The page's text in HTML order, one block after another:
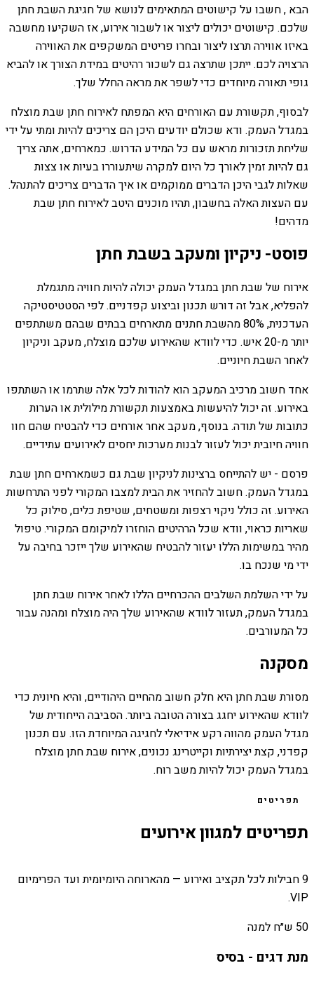
הבא , חשבו על קישוטים המתאימים לנושא של חגיגת השבת חתן
שלכם. קישוטים יכולים ליצור או לשבור אירוע, אז השקיעו מחשבה
באיזו אווירה תרצו ליצור ובחרו פריטים המשקפים את האווירה
הרצויה לכם. ייתכן שתרצה גם לשכור רהיטים במידת הצורך או להביא
גופי תאורה מיוחדים כדי לשפר את מראה החלל שלך.
לבסוף, תקשורת עם האורחים היא המפתח לאירוח חתן שבת מוצלח
במגדל העמק. ודא שכולם יודעים היכן הם צריכים להיות ומתי על ידי
שליחת תזכורות מראש עם כל המידע הדרוש. כמארחים, אתה צריך
גם להיות זמין לאורך כל היום למקרה שיתעוררו בעיות או צצות
שאלות לגבי היכן הדברים ממוקמים או איך הדברים צריכים להתנהל.
עם העצות האלה בחשבון, תהיו מוכנים היטב לאירוח חתן שבת
מדהים!
פוסט- ניקיון ומעקב בשבת חתן
אירוח של שבת חתן במגדל העמק יכולה להיות חוויה מתגמלת
להפליא, אבל זה דורש תכנון וביצוע קפדניים. לפי הסטטיסטיקה
העדכנית, 80% מהשבת חתנים מתארחים בבתים שבהם משתתפים
יותר מ-20 איש. כדי לוודא שהאירוע שלכם מוצלח, מעקב וניקיון
לאחר השבת חיוניים.
אחד חשוב מרכיב המעקב הוא להודות לכל אלה שתרמו או השתתפו
באירוע. זה יכול להיעשות באמצעות תקשורת מילולית או הערות
כתובות של תודה. בנוסף, מעקב אחר אורחים כדי להבטיח שהם חוו
חוויה חיובית יכול לעזור לבנות מערכות יחסים לאירועים עתידיים.
פרסם - יש להתייחס ברצינות לניקיון שבת גם כשמארחים חתן שבת
במגדל העמק. חשוב להחזיר את הבית למצבו המקורי לפני התרחשות
האירוע. זה כולל ניקוי רצפות ומשטחים, שטיפת כלים, סילוק כל
שאריות כראוי, וודא שכל הרהיטים הוחזרו למיקומם המקורי. טיפול
מהיר במשימות הללו יעזור להבטיח שהאירוע שלך ייזכר בחיבה על
ידי מי שנכח בו.
על ידי השלמת השלבים ההכרחיים הללו לאחר אירוח שבת חתן
במגדל העמק, תעזור לוודא שהאירוע שלך היה מוצלח ומהנה עבור
כל המעורבים.
מסקנה
מסורת שבת חתן היא חלק חשוב מהחיים היהודיים, והיא חיונית כדי
לוודא שהאירוע יחגג בצורה הטובה ביותר. הסביבה הייחודית של
מגדל העמק מהווה רקע אידיאלי לחגיגה המיוחדת הזו. עם תכנון
קפדני, קצת יצירתיות וקייטרינג נכונים, אירוח שבת חתן מוצלח
במגדל העמק יכול להיות משב רוח.
תפריטים
תפריטים למגוון אירועים
9 חבילות לכל תקציב ואירוע — מהארוחה היומיומית ועד הפרימיום
VIP.
50 ש״ח למנה
מנת דגים - בסיס